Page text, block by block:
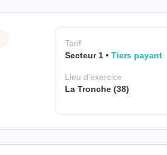
Tarif
Secteur 1
Tiers payant
Lieud'exercice
La Tronche (38)